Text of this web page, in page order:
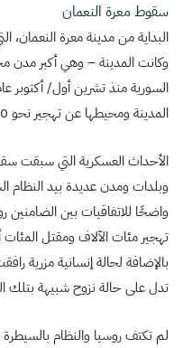
سقوط معرة النعمان
البداية من مدينة معرة
وكانت المدينة – وهي أكبر
المدينة ومحيطها عن تهجير نحو 300 ألف مدني.
الأحداث العسكرية التي سبقت
وبلدات ومدن عديدة بيد النظام
واضحًا للاتفاقيات بين الضامنين
تهجير مئات الآلاف ومقتل
بالإضافة لحالة إنسانية مزرية
تدل على حالة نزوح شبيهة بتلك التي
لم تكتف روسيا والنظام